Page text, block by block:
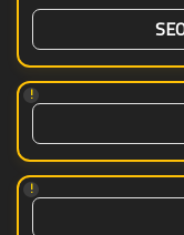
!
!